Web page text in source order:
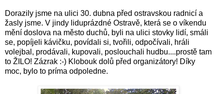
Dorazily jsme na ulici 30. dubna před ostravskou radnicí a
žasly jsme. V jindy liduprázdné Ostravě, která se o víkendu
mění doslova na město duchů, byli na ulici stovky lidí, smáli
se, popíjeli kávičku, povídali si, tvořili, odpočívali, hráli
volejbal, prodávali, kupovali, poslouchali hudbu....prostě tam
to ŽILO! Zázrak :-) Klobouk dolů před organizátory! Díky
moc, bylo to príma odpoledne.